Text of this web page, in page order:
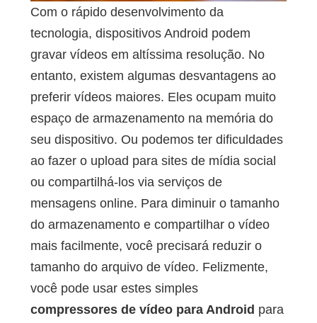
Com o rápido desenvolvimento da
tecnologia, dispositivos Android podem
gravar vídeos em altíssima resolução. No
entanto, existem algumas desvantagens ao
preferir vídeos maiores. Eles ocupam muito
espaço de armazenamento na memória do
seu dispositivo. Ou podemos ter dificuldades
ao fazer o upload para sites de mídia social
ou compartilhá-los via serviços de
mensagens online. Para diminuir o tamanho
do armazenamento e compartilhar o vídeo
mais facilmente, você precisará reduzir o
tamanho do arquivo de vídeo. Felizmente,
você pode usar estes simples
compressores de vídeo para Android para